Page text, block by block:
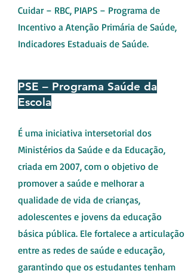
Cuidar – RBC, PIAPS – Programa de
Incentivo a Atenção Primária de Saúde,
Indicadores Estaduais de Saúde.
PSE – Programa Saúde da
Escola
É uma iniciativa intersetorial dos
Ministérios da Saúde e da Educação,
criada em 2007, com o objetivo de
promover a saúde e melhorar a
qualidade de vida de crianças,
adolescentes e jovens da educação
básica pública. Ele fortalece a articulação
entre as redes de saúde e educação,
garantindo que os estudantes tenham